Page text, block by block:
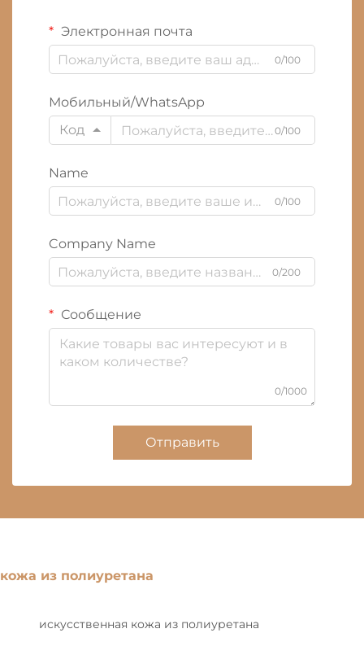
Электронная почта
0/100
Мобильный/WhatsApp
Код
0/100
Name
0/100
Company Name
0/200
Сообщение
0/1000
Отправить
кожа из полиуретана
искусственная кожа из полиуретана